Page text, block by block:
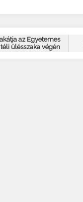
az Egyetemes
téli ülésszaka végén